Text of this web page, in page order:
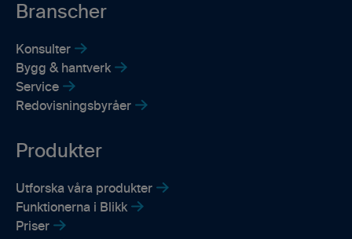
Branscher
Konsulter
Bygg & hantverk
Service
Redovisningsbyråer
Produkter
Utforska våra produkter
Funktionerna i Blikk
Priser